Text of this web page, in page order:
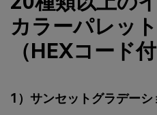
カラーパレッ
（HEXコード付
1）サンセットグラデーシ